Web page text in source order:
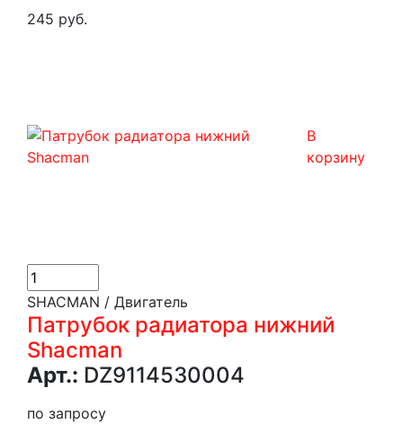
245 руб.
В
корзину
SHACMAN / Двигатель
Патрубок радиатора нижний
Shacman
Арт.: DZ9114530004
по запросу